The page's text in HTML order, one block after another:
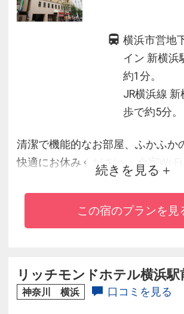
横浜市営地
イン 新横浜
約1分。
JR横浜線
歩で約5分。
清潔で機能的なお部屋、ふかふか
快適にお休みください。 全室Wi-
続無料でビジネスシーンをサポー
す。
続きを見る
この宿のプランを見
リッチモンドホテル横浜駅
神奈川 横浜 口コミを見る